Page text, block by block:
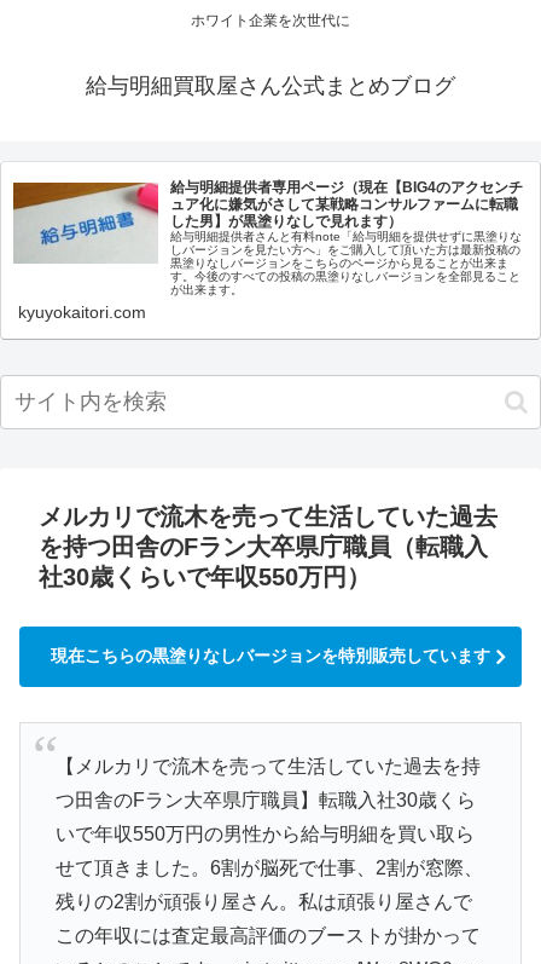
ホワイト企業を次世代に
給与明細買取屋さん公式まとめブログ
給与明細提供者専用ページ（現在【BIG4のアクセンチ
ュア化に嫌気がさして某戦略コンサルファームに転職
した男】が黒塗りなしで見れます）
給与明細提供者さんと有料note「給与明細を提供せずに黒塗りな
しバージョンを見たい方へ」をご購入して頂いた方は最新投稿の
黒塗りなしバージョンをこちらのページから見ることが出来ま
す。今後のすべての投稿の黒塗りなしバージョンを全部見ること
が出来ます。
kyuyokaitori.com
メルカリで流木を売って生活していた過去
を持つ田舎のFラン大卒県庁職員（転職入
社30歳くらいで年収550万円）
現在こちらの黒塗りなしバージョンを特別販売しています
【メルカリで流木を売って生活していた過去を持
つ田舎のFラン大卒県庁職員】転職入社30歳くら
いで年収550万円の男性から給与明細を買い取ら
せて頂きました。6割が脳死で仕事、2割が窓際、
残りの2割が頑張り屋さん。私は頑張り屋さんで
この年収には査定最高評価のブーストが掛かって